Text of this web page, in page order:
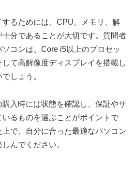
るためには、CPU、メモリ、解
分であることが大切です。質問者
コンは、Core i5以上のプロセッ
て高解像度ディスプレイを搭載し
しょう。
購入時には状態を確認し、保証やサ
るものを選ぶことがポイントで
で、自分に合った最適なパソコン
んでください。